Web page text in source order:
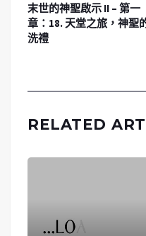
末世的神聖啟示 II – 第一
章：18. 天堂之旅，神聖
洗禮
RELATED